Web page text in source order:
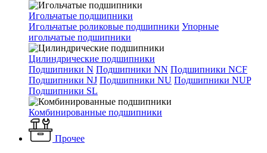
Игольчатые подшипники
Игольчатые роликовые подшипники Упорные
игольчатые подшипники
Цилиндрические подшипники
Подшипники N Подшипники NN Подшипники NCF
Подшипники NJ Подшипники NU Подшипники NUP
Подшипники SL
Комбинированные подшипники
Прочее